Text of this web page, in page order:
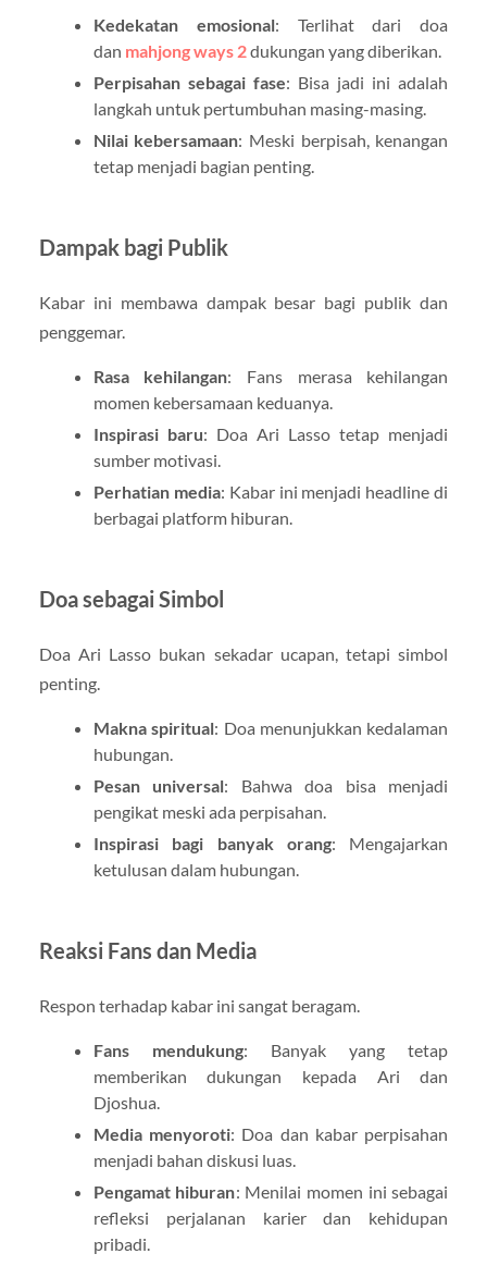
Kedekatan emosional: Terlihat dari doa
dan mahjong ways 2dukungan yang diberikan.
Perpisahan sebagai fase: Bisa jadi ini adalah
langkah untuk pertumbuhan masing-masing.
Nilai kebersamaan: Meski berpisah, kenangan
tetap menjadi bagian penting.
Dampak bagi Publik
Kabar ini membawa dampak besar bagi publik dan
penggemar.
Rasa kehilangan: Fans merasa kehilangan
momen kebersamaan keduanya.
Inspirasi baru: Doa Ari Lasso tetap menjadi
sumber motivasi.
Perhatian media: Kabar ini menjadi headline di
berbagai platform hiburan.
Doa sebagai Simbol
Doa Ari Lasso bukan sekadar ucapan, tetapi simbol
penting.
Makna spiritual: Doa menunjukkan kedalaman
hubungan.
Pesan universal: Bahwa doa bisa menjadi
pengikat meski ada perpisahan.
Inspirasi bagi banyak orang: Mengajarkan
ketulusan dalam hubungan.
Reaksi Fans dan Media
Respon terhadap kabar ini sangat beragam.
Fans mendukung: Banyak yang tetap
memberikan dukungan kepada Ari dan
Djoshua.
Media menyoroti: Doa dan kabar perpisahan
menjadi bahan diskusi luas.
Pengamat hiburan: Menilai momen ini sebagai
refleksi perjalanan karier dan kehidupan
pribadi.